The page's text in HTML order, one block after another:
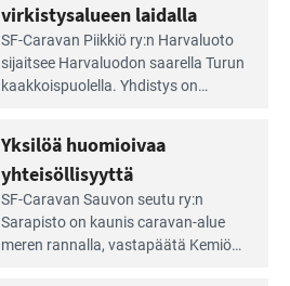
virkistysalueen laidalla
SF-Caravan Piikkiö ry:n Harvaluoto
sijait­see Harvaluodon saarella Turun
kaakkois­puolella. Yhdistys on
virkistysalueesta.
Yksilöä huomioivaa
yhteisöllisyyttä
SF-Caravan Sauvon seutu ry:n
Sarapisto on kaunis caravan-alue
meren rannalla, vasta­päätä Kemiön